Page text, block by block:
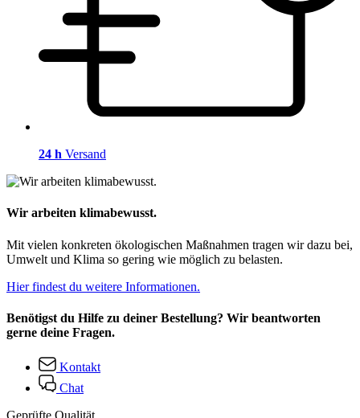
24 h Versand
Wir arbeiten klimabewusst.
Mit vielen konkreten ökologischen Maßnahmen tragen wir dazu bei,
Umwelt und Klima so gering wie möglich zu belasten.
Hier findest du weitere Informationen.
Benötigst du Hilfe zu deiner Bestellung? Wir beantworten
gerne deine Fragen.
Kontakt
Chat